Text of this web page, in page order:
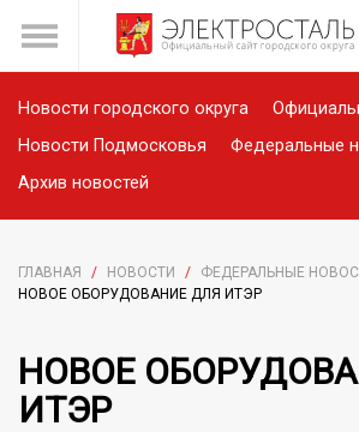
Новости городского округа
Новости Подмосковья
Федеральные
Архив новостей
ГЛАВНАЯ / НОВОСТИ / ФЕДЕРАЛЬНЫЕ
НОВОЕ ОБОРУДОВАНИЕ ДЛЯ ИТЭР
НОВОЕ
ИТЭР